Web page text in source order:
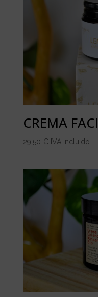
CREMA
29,50 € IVA Incluido